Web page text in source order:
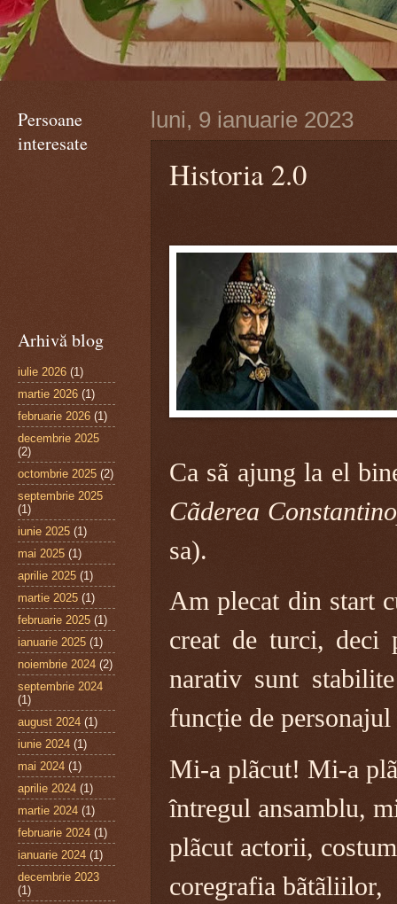
luni, 9 ianuarie 2023
Historia 2.0
Ca sã ajung la el
Cãderea
sa).
Am plecat din start
creat de turci, deci
narativ sunt
funcție de
Mi-a plãcut! Mi-a
întregul ansamblu,
plãcut actorii,
coregrafia bãtãliilor,
Persoane
interesate
Arhivă blog
iulie 2026 (1)
martie 2026 (1)
februarie 2026 (1)
decembrie 2025
(2)
octombrie 2025 (2)
septembrie 2025
(1)
iunie 2025 (1)
mai 2025 (1)
aprilie 2025 (1)
martie 2025 (1)
februarie 2025 (1)
ianuarie 2025 (1)
noiembrie 2024 (2)
septembrie 2024
(1)
august 2024 (1)
iunie 2024 (1)
mai 2024 (1)
aprilie 2024 (1)
martie 2024 (1)
februarie 2024 (1)
ianuarie 2024 (1)
decembrie 2023
(1)